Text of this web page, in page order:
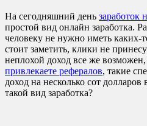
На сегодняшний день заработок
простой вид онлайн заработка.
человеку не нужно иметь каких-
стоит заметить, клики не
неплохой доход все же
привлекаете рефералов, такие
доход на несколько сот долларов
такой вид заработка?